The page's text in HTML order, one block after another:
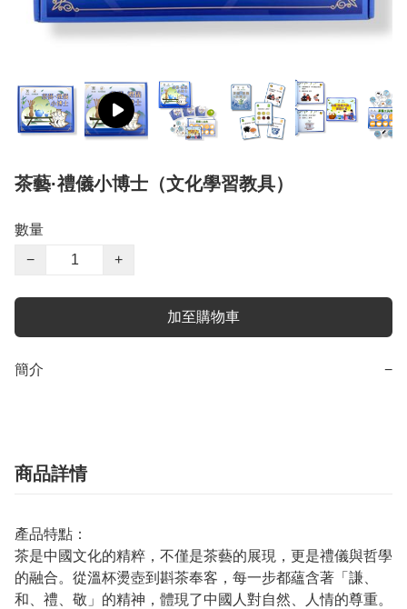
茶藝·禮儀小博士（文化學習教具）
數量
−
+
加至購物車
簡介 −
商品詳情
產品特點：
茶是中國文化的精粹，不僅是茶藝的展現，更是禮儀與哲學
的融合。從溫杯燙壺到斟茶奉客，每一步都蘊含著「謙、
和、禮、敬」的精神，體現了中國人對自然、人情的尊重。